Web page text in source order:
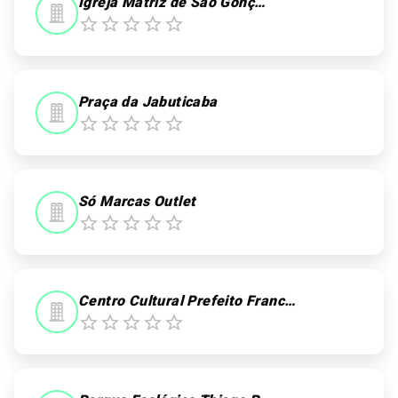
Praça da Jabuticaba
Só Marcas Outlet
Centro Cultural Prefeito Francisco Firmo Mattos Filho